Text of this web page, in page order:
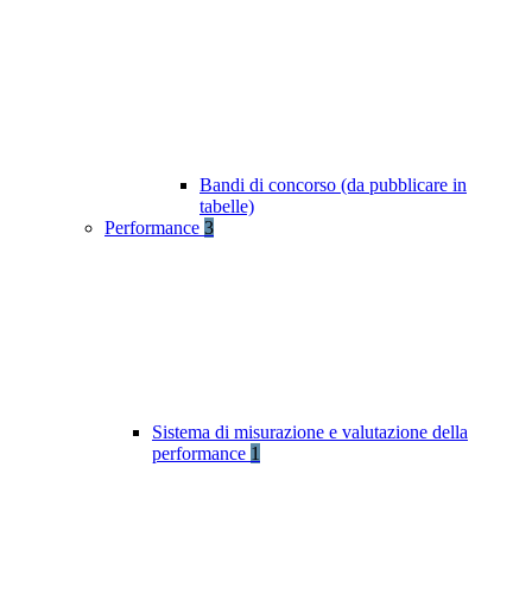
Bandi di concorso (da pubblicare in
tabelle)
Performance 3
Sistema di misurazione e valutazione della
performance 1